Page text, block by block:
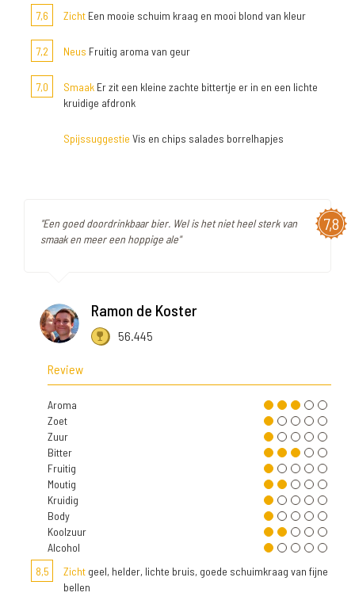
7,6
Zicht Een mooie schuim kraag en mooi blond van kleur
7,2 Neus Fruitig aroma van geur
7,0 Smaak Er zit een kleine zachte bittertje er in en een lichte
kruidige afdronk
Spijssuggestie Vis en chips salades borrelhapjes
7,8
"Een goed doordrinkbaar bier. Wel is het niet heel sterk van
smaak en meer een hoppige ale"
Ramon de Koster
56.445
Review
Aroma
Zoet
Zuur
Bitter
Fruitig
Moutig
Kruidig
Body
Koolzuur
Alcohol
8,5
Zicht geel, helder, lichte bruis, goede schuimkraag van fijne
bellen